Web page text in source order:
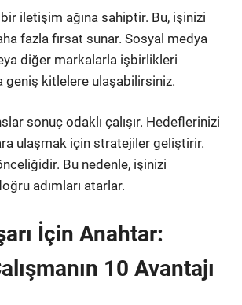
iletişim ağına sahiptir. Bu, işinizi
fazla fırsat sunar. Sosyal medya
diğer markalarla işbirlikleri
geniş kitlelere ulaşabilirsiniz.
sonuç odaklı çalışır. Hedeflerinizi
ulaşmak için stratejiler geliştirir.
Bu nedenle, işinizi
adımları atarlar.
İçin Anahtar:
10 Avantajı